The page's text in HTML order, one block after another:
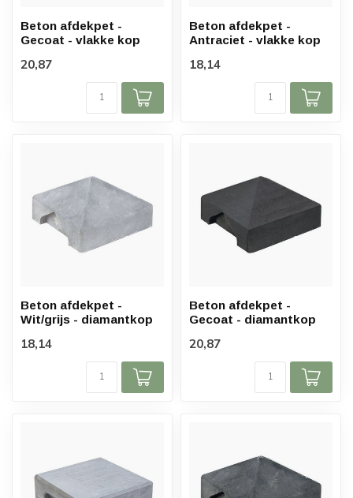
Beton afdekpet -
Gecoat - vlakke kop
20,87
Beton afdekpet -
Antraciet - vlakke kop
18,14
Beton afdekpet -
Wit/grijs - diamantkop
18,14
Beton afdekpet -
Gecoat - diamantkop
20,87